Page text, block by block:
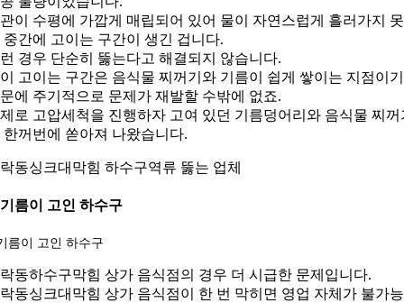
이 수평에 가깝게 매립되어 있어 물이 자연스럽게 흘러가지
중간에 고이는 구간이 생긴 겁니다.
경우 단순히 뚫는다고 해결되지 않습니다.
고이는 구간은 음식물 찌꺼기와 기름이 쉽게 쌓이는 지점이기
에 주기적으로 문제가 재발할 수밖에 없죠.
로 고압세척을 진행하자 고여 있던 기름덩어리와 음식물 찌꺼
한꺼번에 쏟아져 나왔습니다.
동싱크대막힘 하수구역류 뚫는 업체
름이 고인 하수구
동하수구막힘 상가 음식점의 경우 더 시급한 문제입니다.
동싱크대막힘 상가 음식점이 한 번 막히면 영업 자체가 불가